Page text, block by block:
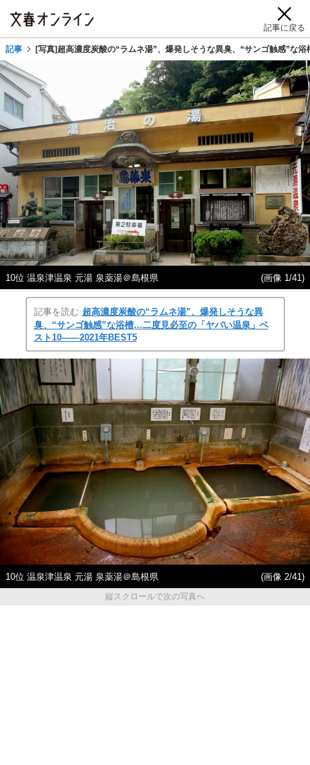
記事に戻る
記事 [写真]超高濃度炭酸の“ラムネ湯”、爆発しそうな異臭、“サンゴ触感”
10位 温泉津温泉 元湯 泉薬湯＠島根県 (画像 1/41)
記事を読む 超高濃度炭酸の“ラムネ湯”、爆発しそうな異
臭、“サンゴ触感”な浴槽…二度見必至の「ヤバい温泉」ベ
スト10――2021年BEST5
10位 温泉津温泉 元湯 泉薬湯＠島根県
(画像 2/41)
縦スクロールで次の写真へ